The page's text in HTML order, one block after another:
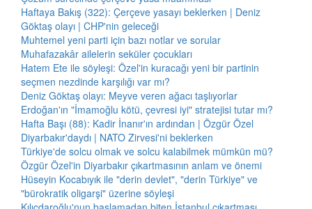
Haftaya Bakış (322): Çerçeve yasayı beklerken | Deniz
Göktaş olayı | CHP'nin geleceği
Muhtemel yeni parti için bazı notlar ve sorular
Muhafazakâr ailelerin seküler çocukları
Hatem Ete ile söyleşi: Özel'in kuracağı yeni bir partinin
seçmen nezdinde karşılığı var mı?
Deniz Göktaş olayı: Meyve veren ağacı taşlıyorlar
Erdoğan'ın "İmamoğlu kötü, çevresi iyi" stratejisi tutar mı?
Hafta Başı (88): Kadir İnanır'ın ardından | Özgür Özel
Diyarbakır'daydı | NATO Zirvesi'ni beklerken
Türkiye'de solcu olmak ve solcu kalabilmek mümkün mü?
Özgür Özel'in Diyarbakır çıkartmasının anlam ve önemi
Hüseyin Kocabıyık ile "derin devlet", "derin Türkiye" ve
"bürokratik oligarşi" üzerine söyleşi